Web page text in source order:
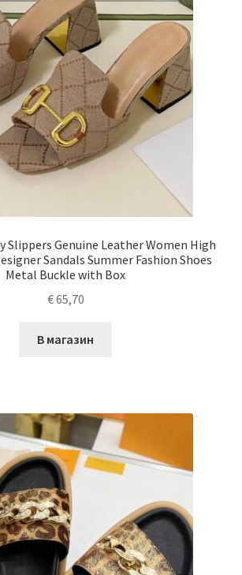
Slippers Genuine Leather Women High
Sandals Summer Fashion Shoes
Metal Buckle with Box
€65,70
В магазин